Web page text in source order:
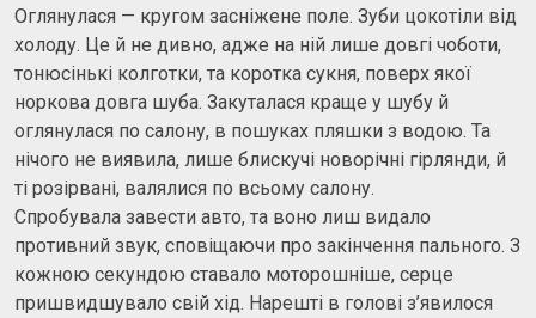
Оглянулася — кругом засніжене поле. Зуби цокотіли від
холоду. Це й не дивно, адже на ній лише довгі чоботи,
тонюсінькі колготки, та коротка сукня, поверх якої
норкова довга шуба. Закуталася краще у шубу й
оглянулася по салону, в пошуках пляшки з водою. Та
нічого не виявила, лише блискучі новорічні гірлянди, й
ті розірвані, валялися по всьому салону.
Спробувала завести авто, та воно лиш видало
противний звук, сповіщаючи про закінчення пального. З
кожною секундою ставало моторошніше, серце
пришвидшувало свій хід. Нарешті в голові з’явилося